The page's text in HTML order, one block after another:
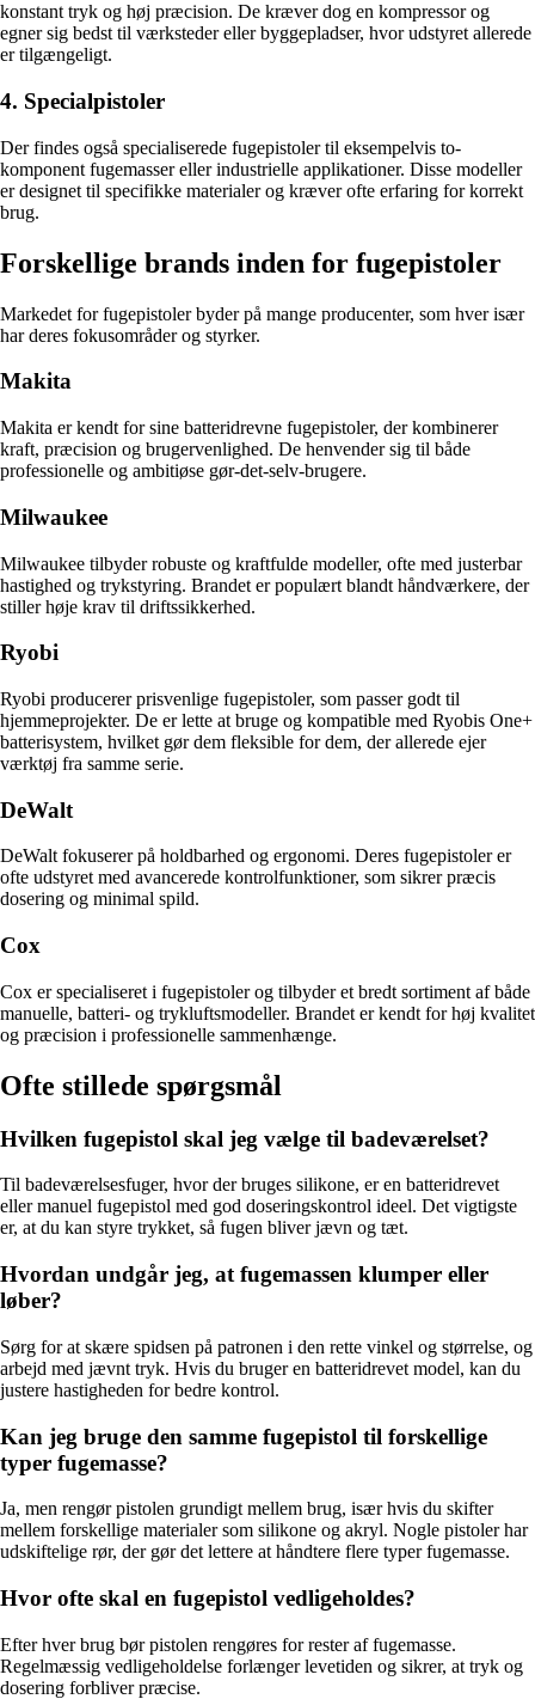
konstant tryk og høj præcision. De kræver dog en kompressor og
egner sig bedst til værksteder eller byggepladser, hvor udstyret allerede
er tilgængeligt.
4. Specialpistoler
Der findes også specialiserede fugepistoler til eksempelvis to-
komponent fugemasser eller industrielle applikationer. Disse modeller
er designet til specifikke materialer og kræver ofte erfaring for korrekt
brug.
Forskellige brands inden for fugepistoler
Markedet for fugepistoler byder på mange producenter, som hver især
har deres fokusområder og styrker.
Makita
Makita er kendt for sine batteridrevne fugepistoler, der kombinerer
kraft, præcision og brugervenlighed. De henvender sig til både
professionelle og ambitiøse gør-det-selv-brugere.
Milwaukee
Milwaukee tilbyder robuste og kraftfulde modeller, ofte med justerbar
hastighed og trykstyring. Brandet er populært blandt håndværkere, der
stiller høje krav til driftssikkerhed.
Ryobi
Ryobi producerer prisvenlige fugepistoler, som passer godt til
hjemmeprojekter. De er lette at bruge og kompatible med Ryobis One+
batterisystem, hvilket gør dem fleksible for dem, der allerede ejer
værktøj fra samme serie.
DeWalt
DeWalt fokuserer på holdbarhed og ergonomi. Deres fugepistoler er
ofte udstyret med avancerede kontrolfunktioner, som sikrer præcis
dosering og minimal spild.
Cox
Cox er specialiseret i fugepistoler og tilbyder et bredt sortiment af både
manuelle, batteri- og trykluftsmodeller. Brandet er kendt for høj kvalitet
og præcision i professionelle sammenhænge.
Ofte stillede spørgsmål
Hvilken fugepistol skal jeg vælge til badeværelset?
Til badeværelsesfuger, hvor der bruges silikone, er en batteridrevet
eller manuel fugepistol med god doseringskontrol ideel. Det vigtigste
er, at du kan styre trykket, så fugen bliver jævn og tæt.
Hvordan undgår jeg, at fugemassen klumper eller
løber?
Sørg for at skære spidsen på patronen i den rette vinkel og størrelse, og
arbejd med jævnt tryk. Hvis du bruger en batteridrevet model, kan du
justere hastigheden for bedre kontrol.
Kan jeg bruge den samme fugepistol til forskellige
typer fugemasse?
Ja, men rengør pistolen grundigt mellem brug, især hvis du skifter
mellem forskellige materialer som silikone og akryl. Nogle pistoler har
udskiftelige rør, der gør det lettere at håndtere flere typer fugemasse.
Hvor ofte skal en fugepistol vedligeholdes?
Efter hver brug bør pistolen rengøres for rester af fugemasse.
Regelmæssig vedligeholdelse forlænger levetiden og sikrer, at tryk og
dosering forbliver præcise.